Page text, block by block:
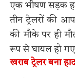
एक भीषण सड़क
तीन ट्रेलरों की
की मौके पर ही
रूप से घायल हो
खराब ट्रेलर बना